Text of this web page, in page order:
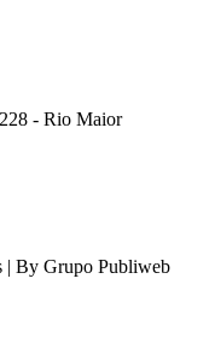
- Rio Maior
| By Grupo Publiweb